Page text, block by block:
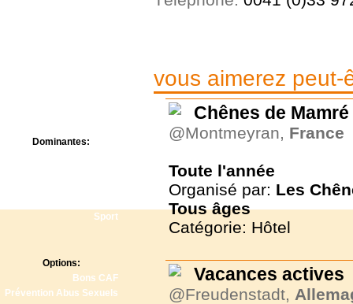
Dominantes:
Sport
Options:
Bons CAF
Prévention Abus Sexuels
vous aimerez peut-
Chênes de Mamré
@Montmeyran, France
Toute l'année
Organisé par: Les
Tous âges
Catégorie: Hôtel
Vacances actives
@Freudenstadt,